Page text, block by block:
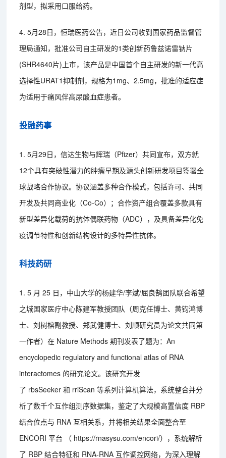
剂型，拟采用口服给药。
4. 5月28日，恒瑞医药公告，近日公司收到国家药品监督管
理局通知，批准公司自主研发的1类创新药鲁兹诺雷钠片
(SHR4640片)上市，该产品是中国首个自主研发的新一代高
选择性URAT1抑制剂，规格为1mg、2.5mg，批准的适应症
为适用于痛风伴高尿酸血症患者。
投融药事
1. 5月29日，信达生物与辉瑞（Pfizer）共同宣布，双方就
12个具有突破性潜力的肿瘤早期及源头创新研发项目签署全
球战略合作协议。协议涵盖多种合作模式，包括许可、共同
开发及共同商业化（Co-Co）；合作资产组合覆盖多款具有
新型差异化载荷的抗体偶联药物（ADC），及具备差异化免
疫调节特性和创新结构设计的多特异性抗体。
科技药研
1. 5 月 25 日，中山大学的杨建华/李斌/屈良鹄团队联合希望
之城国家医疗中心陈建军教授团队（周克任博士、黄钧鸿博
士、刘树榕副教授、郑武健博士、刘顺研究员为论文共同第
一作者）在 Nature Methods 期刊发表了题为：An
encyclopedic regulatory and functional atlas of RNA
interactomes 的研究论文。该研究开发
了 rbsSeeker 和 rriScan 等系列计算机算法，系统整合并分
析了数千个互作组测序数据集，鉴定了大规模高置信度 RBP
结合位点与 RNA 互相关系，并将相关结果全面整合至
ENCORI 平台 （ https://rnasysu.com/encori/），系统解析
了 RBP 结合特征和 RNA-RNA 互作调控网络，为深入理解